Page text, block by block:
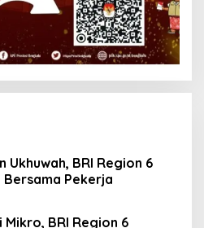
Ukhuwah, BRI Region 6
Bersama Pekerja
BRI Region 6